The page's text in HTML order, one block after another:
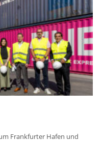
Frankfurter Hafen und